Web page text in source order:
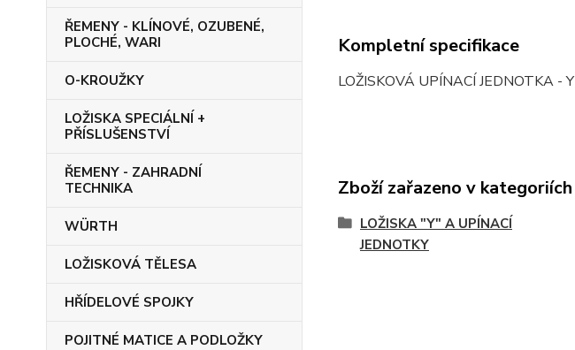
ŘEMENY - KLÍNOVÉ, OZUBENÉ,
PLOCHÉ, WARI
O-KROUŽKY
LOŽISKA SPECIÁLNÍ +
PŘÍSLUŠENSTVÍ
ŘEMENY - ZAHRADNÍ
TECHNIKA
WÜRTH
LOŽISKOVÁ TĚLESA
HŘÍDELOVÉ SPOJKY
POJITNÉ MATICE A PODLOŽKY
Kompletní specifikace
LOŽISKOVÁ UPÍNACÍ JEDNOTKA - Y
Zboží zařazeno v kategoriích
LOŽISKA "Y" A UPÍNACÍ
JEDNOTKY